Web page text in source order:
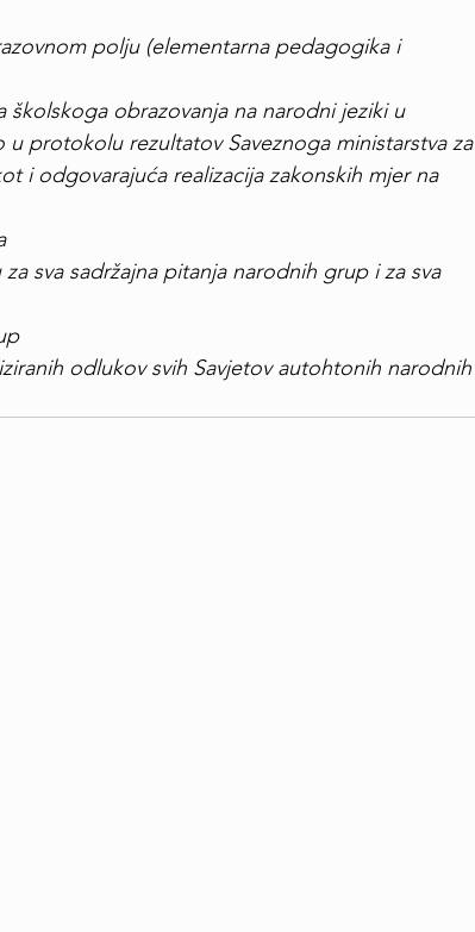
polju (elementarna pedagogika i
obrazovanja na narodni jeziki u
protokolu rezultatov Saveznoga ministarstva za
i odgovarajuća realizacija zakonskih mjer na
sva sadržajna pitanja narodnih grup i za sva
odlukov svih Savjetov autohtonih narodnih